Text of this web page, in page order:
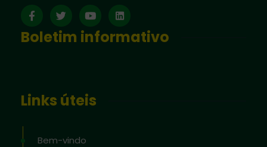
Boletim informativo
Links úteis
Bem-vindo